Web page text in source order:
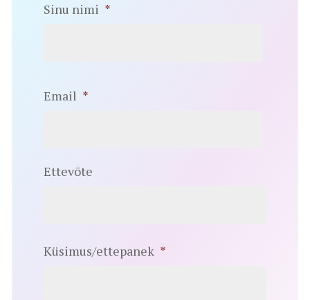
Sinu nimi *
Email *
Ettevõte
Küsimus/ettepanek *